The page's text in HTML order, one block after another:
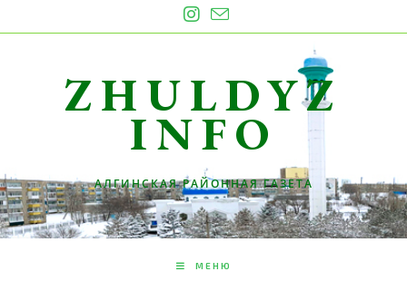
к
ZHULDYZ
INFO
АЛГИНСКАЯ РАЙОННАЯ ГАЗЕТА
МЕНЮ